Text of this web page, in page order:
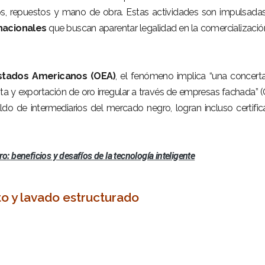
repuestos y mano de obra. Estas actividades son
que buscan aparentar legalidad en la
Americanos (OEA), el fenómeno implica “una
y exportación de oro irregular a través de empresas fachada”
de intermediarios del mercado negro, logran incluso
beneficios y desafíos de la tecnología inteligente
y lavado estructurado